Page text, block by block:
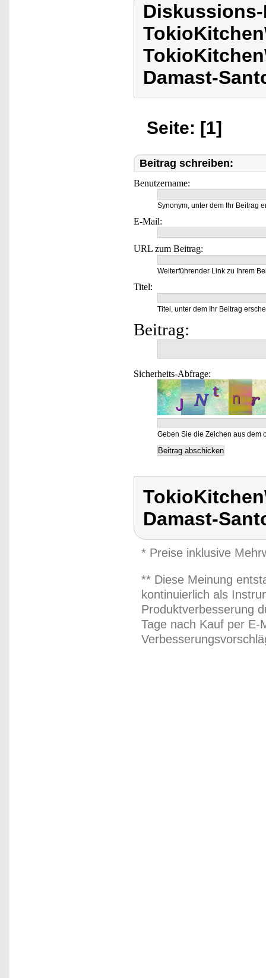
Damast-
Seite: [1]
Beitrag schreiben:
Benutzername:
Synonym, unter dem Ihr Beitrag
E-Mail:
URL zum Beitrag:
Weiterführender Link zu Ihrem
Titel:
Titel, unter dem Ihr Beitrag
Beitrag:
Sicherheits-Abfrage:
Geben Sie die Zeichen aus dem
Damast-
* Preise inklusive
** Diese Meinung
kontinuierlich als
Produktverbesserung
Tage nach Kauf per E-